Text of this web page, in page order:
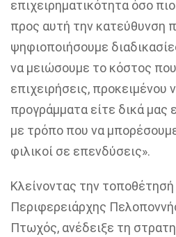
επιχειρηματικότητα όσο
προς αυτή την κατεύθυνση
ψηφιοποιήσουμε
να μειώσουμε το κόστος
επιχειρήσεις, προκειμένου
προγράμματα είτε δικά μας
με τρόπο που να
φιλικοί σε επενδύσεις».
Κλείνοντας την τοποθέτησή
Περιφερειάρχης
Πτωχός, ανέδειξε τη